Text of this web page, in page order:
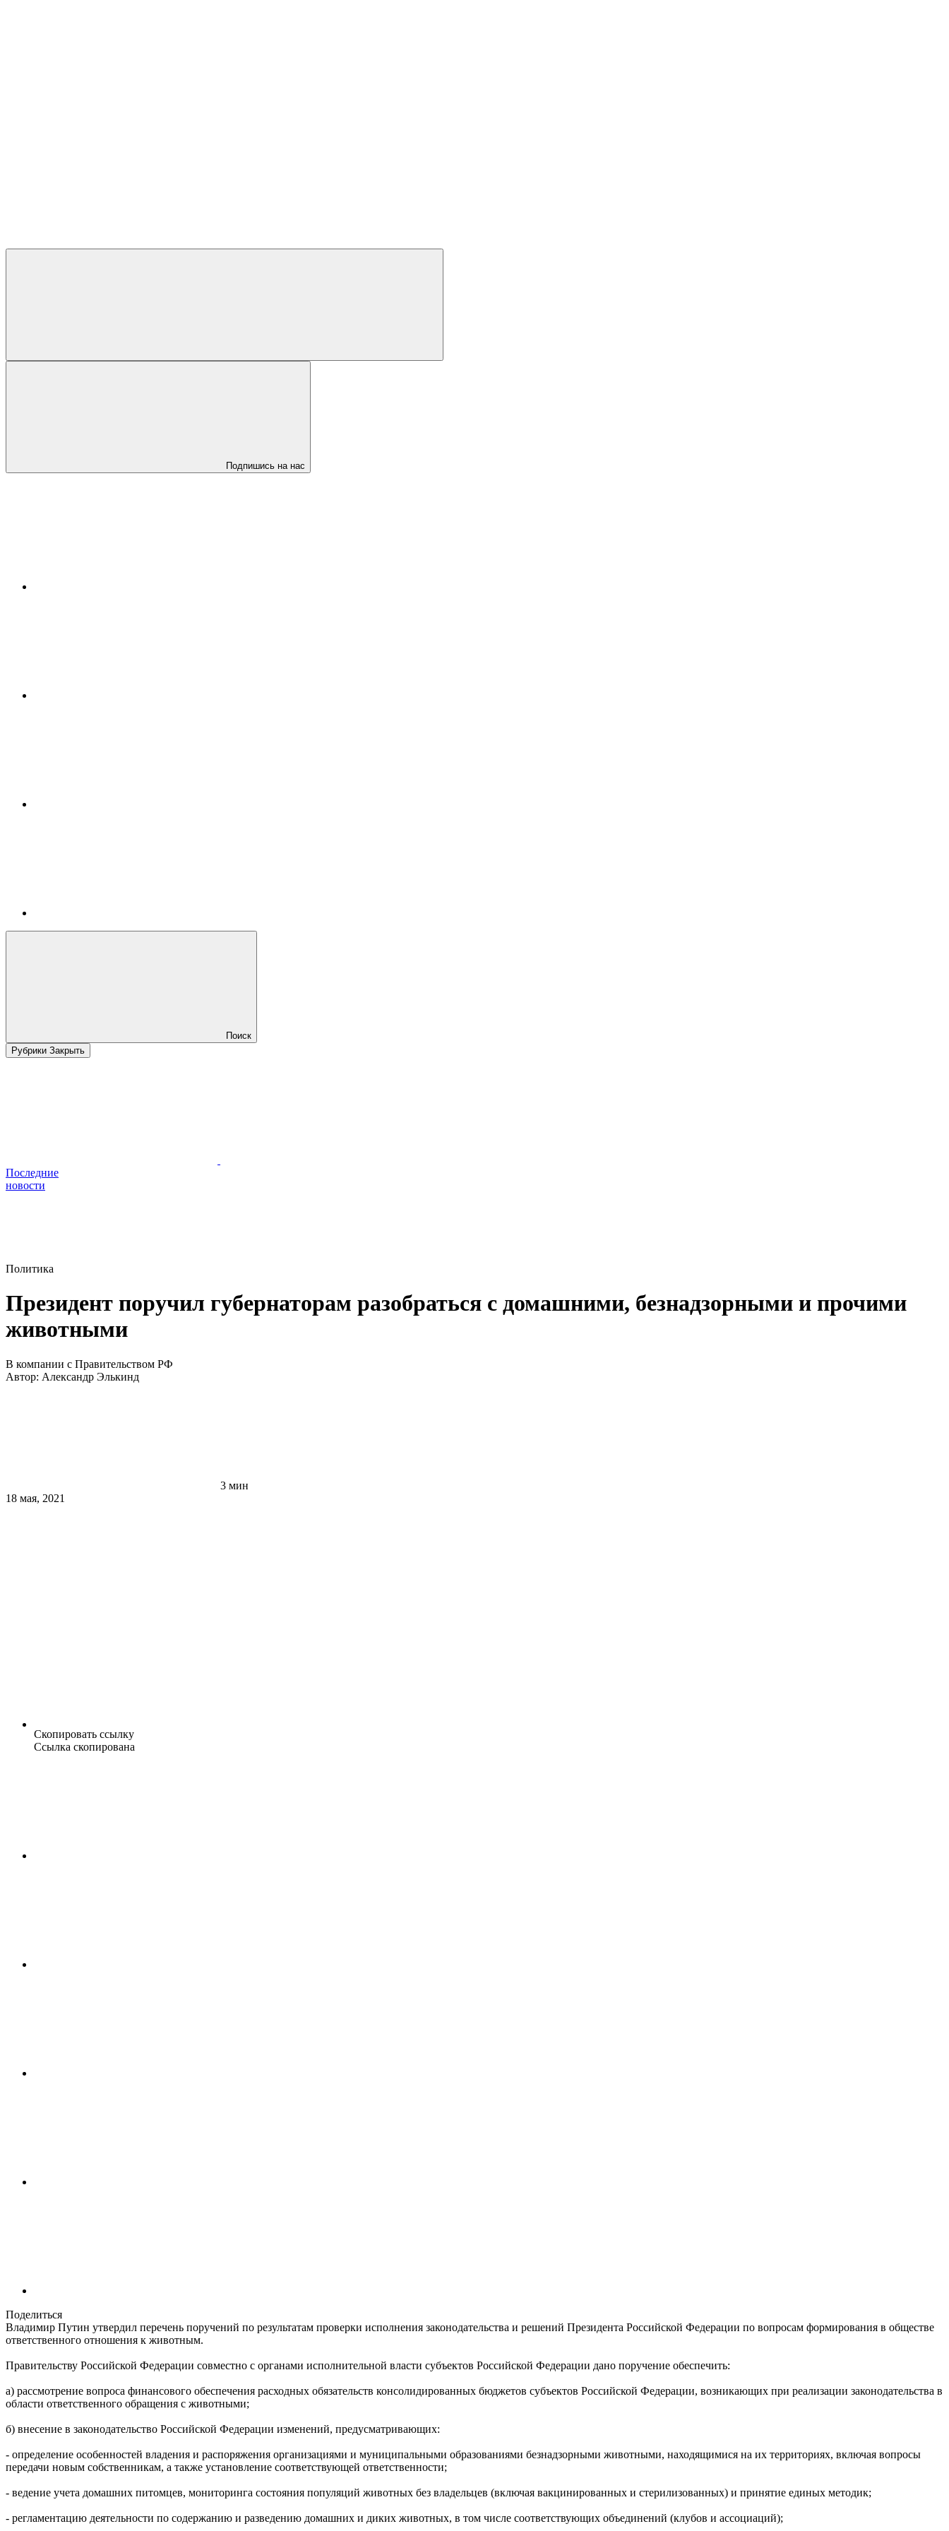
Подпишись на нас
Поиск
Рубрики Закрыть
Последние
новости
Политика
Президент поручил губернаторам разобраться с домашними, безнадзорными и прочими
животными
В компании с Правительством РФ
Автор: Александр Элькинд
3 мин
18 мая, 2021
Скопировать ссылку
Ссылка скопирована
Поделиться
Владимир Путин утвердил перечень поручений по результатам проверки исполнения законодательства и решений Президента Российской Федерации по вопросам формирования в обществе
ответственного отношения к животным.
Правительству Российской Федерации совместно с органами исполнительной власти субъектов Российской Федерации дано поручение обеспечить:
а) рассмотрение вопроса финансового обеспечения расходных обязательств консолидированных бюджетов субъектов Российской Федерации, возникающих при реализации законодательства в
области ответственного обращения с животными;
б) внесение в законодательство Российской Федерации изменений, предусматривающих:
- определение особенностей владения и распоряжения организациями и муниципальными образованиями безнадзорными животными, находящимися на их территориях, включая вопросы
передачи новым собственникам, а также установление соответствующей ответственности;
- ведение учета домашних питомцев, мониторинга состояния популяций животных без владельцев (включая вакцинированных и стерилизованных) и принятие единых методик;
- регламентацию деятельности по содержанию и разведению домашних и диких животных, в том числе соответствующих объединений (клубов и ассоциаций);